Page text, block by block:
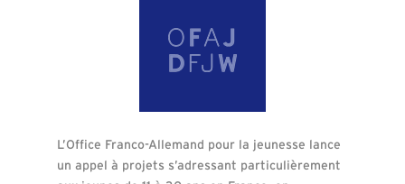
L’Office Franco-Allemand pour la jeunesse lance
un appel à projets s’adressant particulièrement